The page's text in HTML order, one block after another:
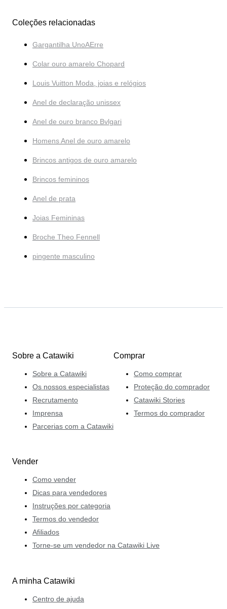
Coleções relacionadas
Gargantilha UnoAErre
Colar ouro amarelo Chopard
Louis Vuitton Moda, joias e relógios
Anel de declaração unissex
Anel de ouro branco Bvlgari
Homens Anel de ouro amarelo
Brincos antigos de ouro amarelo
Brincos femininos
Anel de prata
Joias Femininas
Broche Theo Fennell
pingente masculino
Sobre a Catawiki
Sobre a Catawiki
Os nossos especialistas
Recrutamento
Imprensa
Parcerias com a Catawiki
Comprar
Como comprar
Proteção do comprador
Catawiki Stories
Termos do comprador
Vender
Como vender
Dicas para vendedores
Instruções por categoria
Termos do vendedor
Afiliados
Torne-se um vendedor na Catawiki Live
A minha Catawiki
Centro de ajuda